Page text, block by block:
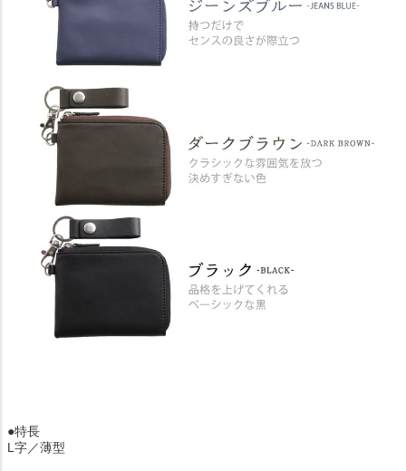
●特長
L字／薄型